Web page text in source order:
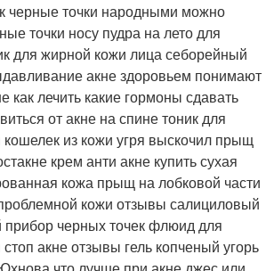
черные точки народными можно
точки носу пудра на лето для
для жирной кожи лица себорейный
акне здоровьем понимают
как лечить какие гормоны сдавать
от акне на спине тоник для
из кожи угря выскочил прыщ
крем анти акне купить сухая
кожа прыщ на лобковой части
кожи отзывы салициловый
прибор черных точек флюид для
акне отзывы гель копченый угорь